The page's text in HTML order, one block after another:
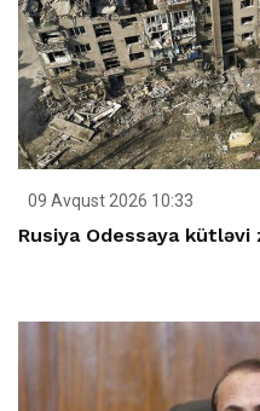
09 Avqust 2026 10:33
Rusiya Odessaya kütləvi